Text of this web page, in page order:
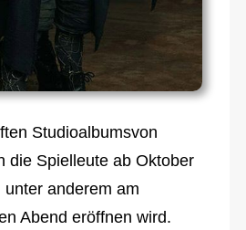
Studioalbumsvon
die Spielleute ab Oktober
anderem am
Abend eröffnen wird.